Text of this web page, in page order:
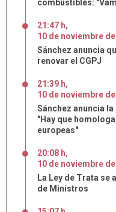
combustibles:
21:47 h,
10 de noviembre de
Sánchez anuncia
renovar el CGPJ
21:39 h,
10 de noviembre de
Sánchez anuncia
"Hay que
europeas"
20:08 h,
10 de noviembre de
La Ley de Trata se
de Ministros